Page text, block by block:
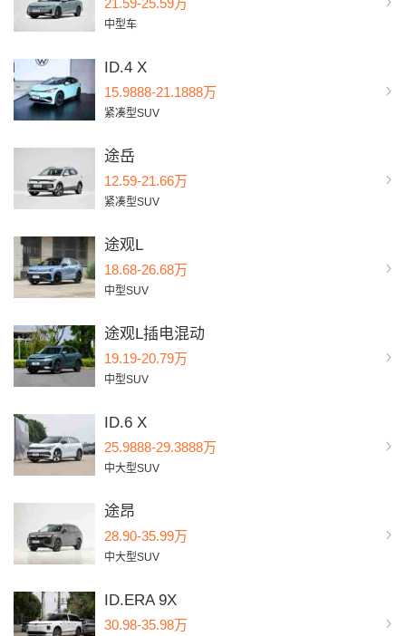
21.59-25.59万
中型车
ID.4 X
15.9888-21.1888万
紧凑型SUV
途岳
12.59-21.66万
紧凑型SUV
途观L
18.68-26.68万
中型SUV
途观L插电混动
19.19-20.79万
中型SUV
ID.6 X
25.9888-29.3888万
中大型SUV
途昂
28.90-35.99万
中大型SUV
ID.ERA 9X
30.98-35.98万